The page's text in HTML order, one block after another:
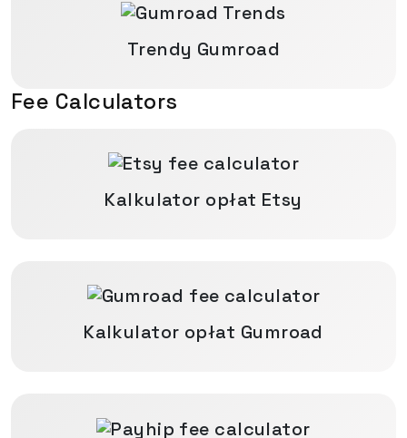
Trendy Gumroad
Fee Calculators
Kalkulator opłat Etsy
Kalkulator opłat Gumroad